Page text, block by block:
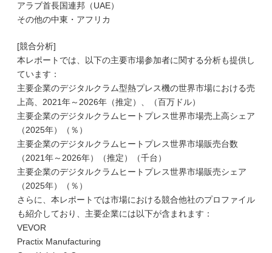
アラブ首長国連邦（UAE）
その他の中東・アフリカ
[競合分析]
本レポートでは、以下の主要市場参加者に関する分析も提供し
ています：
主要企業のデジタルクラム型熱プレス機の世界市場における売
上高、2021年～2026年（推定）、（百万ドル）
主要企業のデジタルクラムヒートプレス世界市場売上高シェア
（2025年）（％）
主要企業のデジタルクラムヒートプレス世界市場販売台数
（2021年～2026年）（推定）（千台）
主要企業のデジタルクラムヒートプレス世界市場販売シェア
（2025年）（％）
さらに、本レポートでは市場における競合他社のプロファイル
も紹介しており、主要企業には以下が含まれます：
VEVOR
Practix Manufacturing